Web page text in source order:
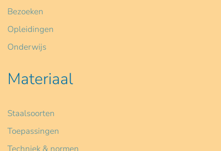
Bezoeken
Opleidingen
Onderwijs
Materiaal
Staalsoorten
Toepassingen
Techniek & normen